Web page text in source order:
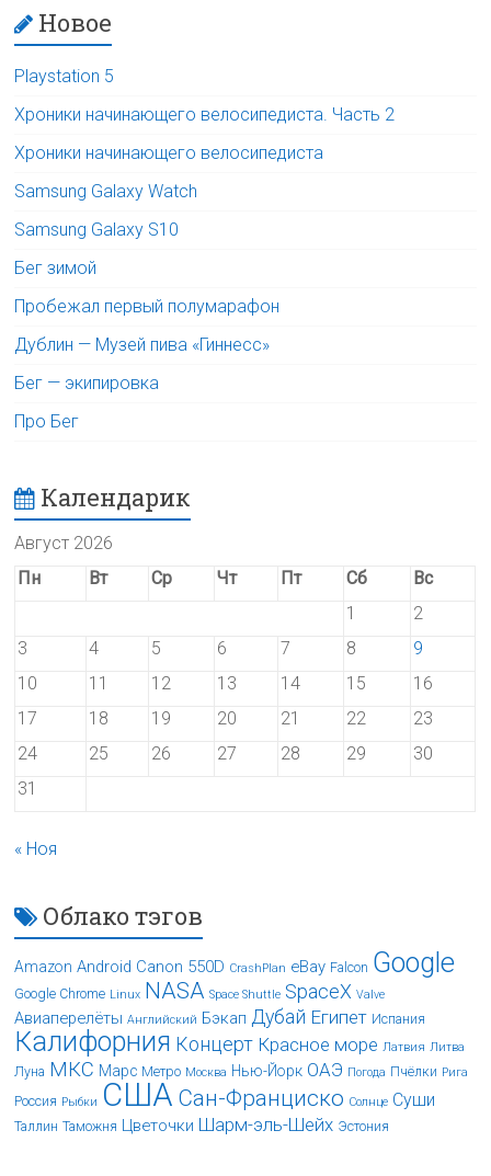
Новое
Playstation 5
Хроники начинающего велосипедиста. Часть 2
Хроники начинающего велосипедиста
Samsung Galaxy Watch
Samsung Galaxy S10
Бег зимой
Пробежал первый полумарафон
Дублин — Музей пива «Гиннесс»
Бег — экипировка
Про Бег
Календарик
Август 2026
Пн
Вт Ср Чт Пт Сб
Вс
1
2
3
4 5 6 7 8
9
10
11 12 13 14 15
16
17
18 19 20 21 22
23
24
25 26 27 28 29
30
31
« Ноя
Облако тэгов
Amazon Android Canon 550D CrashPlan eBay Falcon Google
Google Chrome Linux NASA Space Shuttle SpaceX Valve
Авиаперелёты Английский Бэкап Дубай Египет Испания
Калифорния Концерт Красное море Латвия Литва
Луна МКС Марс Метро Москва Нью-Йорк ОАЭ Погода Пчёлки Рига
Россия Рыбки США Сан-Франциско Солнце Суши
Таллин Таможня Цветочки Шарм-эль-Шейх Эстония